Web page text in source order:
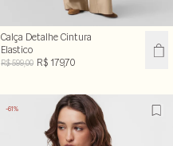
Calça Detalhe Cintura
Elastico
R$ 599,00 R$ 179,70
-61%